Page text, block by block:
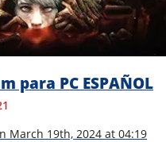
para PC ESPAÑOL
March 19th, 2024 at 04:19